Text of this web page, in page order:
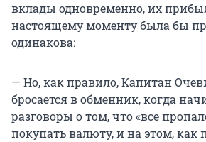
вклады одновременно, их
настоящему моменту была бы
одинакова:
— Но, как правило, Капитан
бросается в обменник, когда
разговоры о том, что «все
покупать валюту, и на этом, как